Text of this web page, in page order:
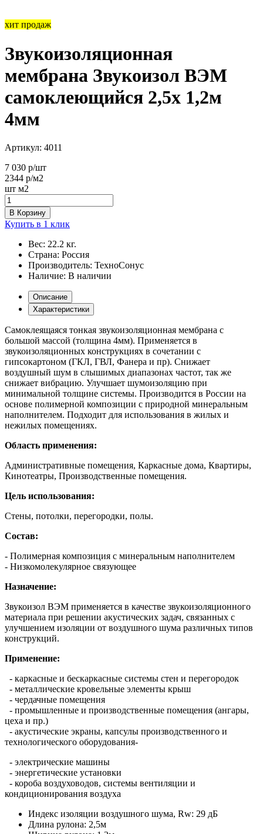
хит продаж
Звукоизоляционная
мембрана Звукоизол ВЭМ
самоклеющийся 2,5х 1,2м
4мм
Артикул: 4011
7 030 р/шт
2344 р/м2
шт м2
В Корзину
Купить в 1 клик
Вес: 22.2 кг.
Страна: Россия
Производитель: ТехноСонус
Наличие: В наличии
Описание
Характеристики
Самоклеящаяся тонкая звукоизоляционная мембрана с
большой массой (толщина 4мм). Применяется в
звукоизоляционных конструкциях в сочетании с
гипсокартоном (ГКЛ, ГВЛ, Фанера и пр). Снижает
воздушный шум в слышимых диапазонах частот, так же
снижает вибрацию. Улучшает шумоизоляцию при
минимальной толщине системы. Производится в России на
основе полимерной композиции с природной минеральным
наполнителем. Подходит для использования в жилых и
нежилых помещениях.
Область применения:
Административные помещения, Каркасные дома, Квартиры,
Кинотеатры, Производственные помещения.
Цель использования:
Стены, потолки, перегородки, полы.
Состав:
- Полимерная композиция с минеральным наполнителем
- Низкомолекулярное связующее
Назначение:
Звукоизол ВЭМ применяется в качестве звукоизоляционного
материала при решении акустических задач, связанных с
улучшением изоляции от воздушного шума различных типов
конструкций.
Применение:
- каркасные и бескаркасные системы стен и перегородок
- металлические кровельные элементы крыш
- чердачные помещения
- промышленные и производственные помещения (ангары,
цеха и пр.)
- акустические экраны, капсулы производственного и
технологического оборудования-
- электрические машины
- энергетические установки
- короба воздуховодов, системы вентиляции и
кондиционирования воздуха
Индекс изоляции воздушного шума, Rw: 29 дБ
Длина рулона: 2,5м